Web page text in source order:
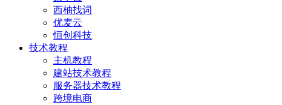
西柚找词
优麦云
恒创科技
技术教程
主机教程
建站技术教程
服务器技术教程
跨境电商